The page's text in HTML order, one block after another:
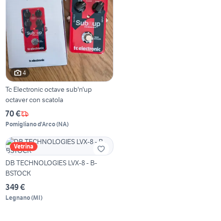
4
Tc Electronic octave sub'n'up
octaver con scatola
70 €
Pomigliano d'Arco(NA)
Vetrina
DB TECHNOLOGIES LVX-8 - B-
BSTOCK
349 €
Legnano(MI)